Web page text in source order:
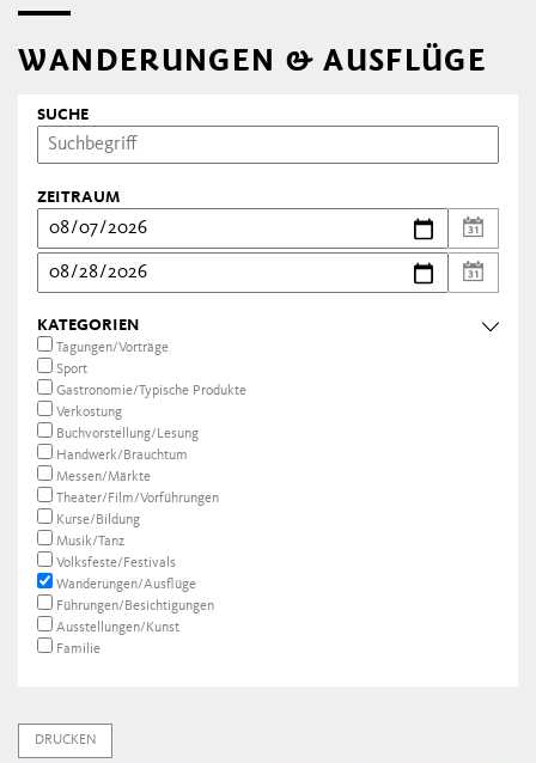
WANDERUNGEN & AUSFLÜGE
SUCHE
ZEITRAUM
KATEGORIEN
Tagungen/Vorträge
Sport
Gastronomie/Typische Produkte
Verkostung
Buchvorstellung/Lesung
Handwerk/Brauchtum
Messen/Märkte
Theater/Film/Vorführungen
Kurse/Bildung
Musik/Tanz
Volksfeste/Festivals
Wanderungen/Ausflüge
Führungen/Besichtigungen
Ausstellungen/Kunst
Familie
DRUCKEN